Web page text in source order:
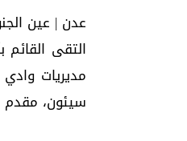
عدن | عين
التقى
مديريات
سيئون، مقدم